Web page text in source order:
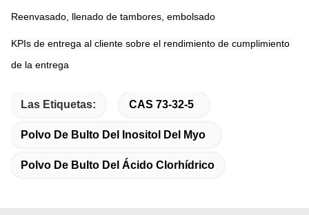
Reenvasado, llenado de tambores, embolsado
KPIs de entrega al cliente sobre el rendimiento de cumplimiento
de la entrega
Las Etiquetas: CAS 73-32-5
Polvo De Bulto Del Inositol Del Myo
Polvo De Bulto Del Ácido Clorhídrico